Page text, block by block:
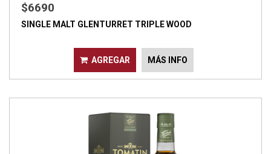
$6690
SINGLE MALT GLENTURRET TRIPLE WOOD
AGREGAR MÁS INFO